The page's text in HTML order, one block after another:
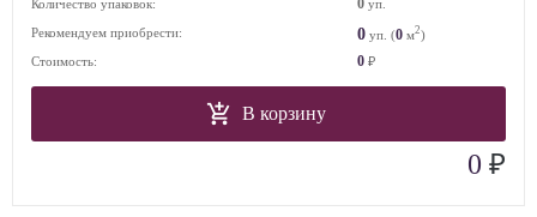
Количество упаковок: 0 уп.
Рекомендуем приобрести:
0 уп. (0 м2)
Стоимость:
0 ₽
В корзину
0 ₽